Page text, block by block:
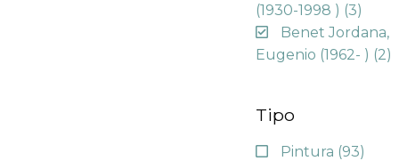
(1930-1998 ) (3)
Benet Jordana,
Eugenio (1962- ) (2)
Tipo
Pintura (93)